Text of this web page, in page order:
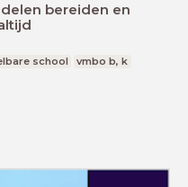
school
vmbo b, k